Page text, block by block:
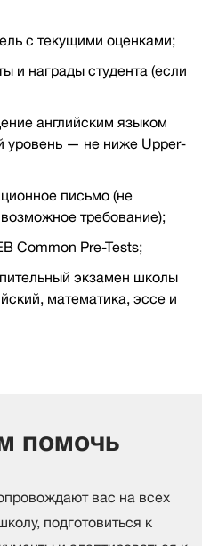
с текущими оценками;
и награды студента (если
английским языком
уровень — не ниже Upper-
письмо (не
требование);
Common Pre-Tests;
экзамен школы
математика, эссе и
помочь
вас на всех
подготовиться к